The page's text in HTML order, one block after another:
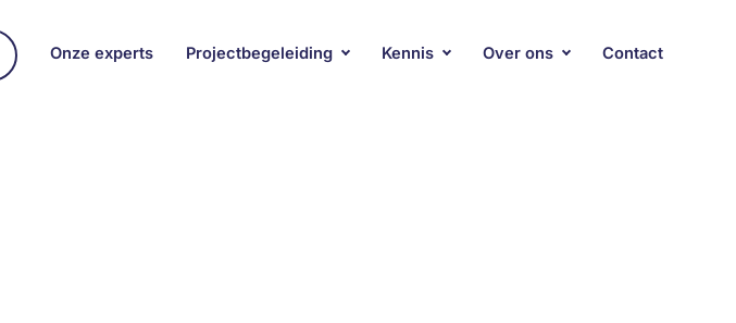
Onze experts Projectbegeleiding Kennis Over ons Contact